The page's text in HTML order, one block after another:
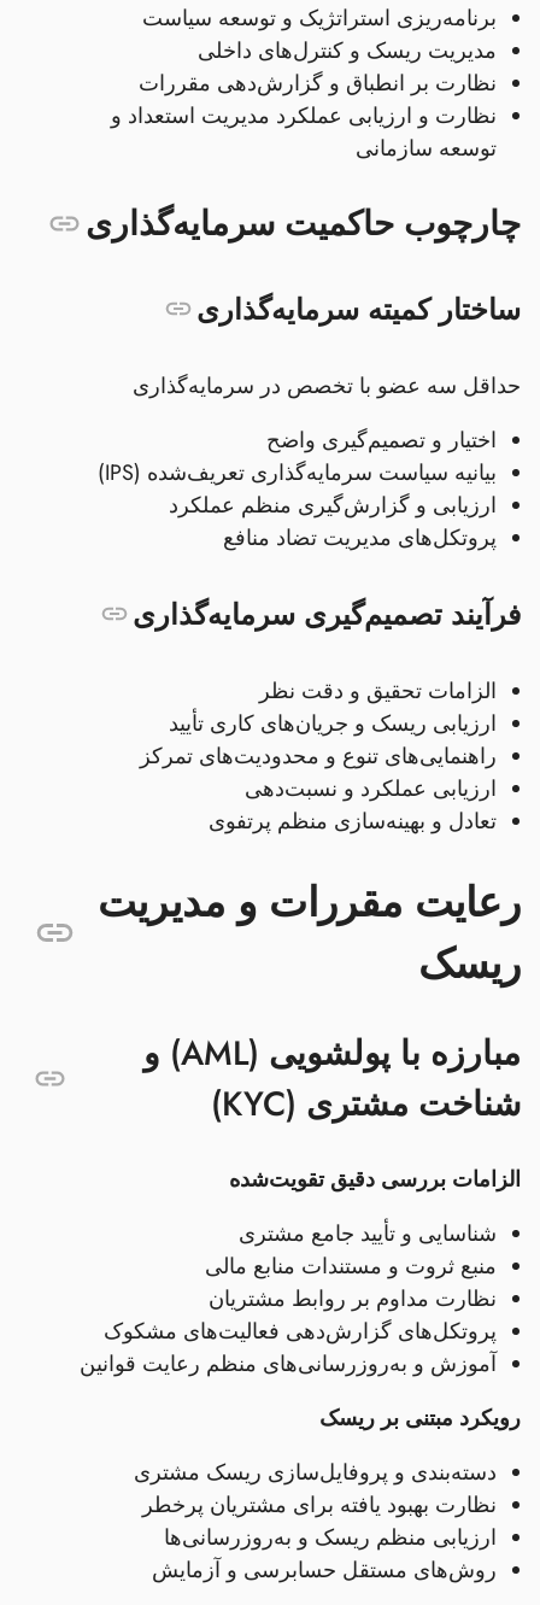
برنامه‌ریزی استراتژیک و توسعه سیاست
مدیریت ریسک و کنترل‌های داخلی
نظارت بر انطباق و گزارش‌دهی مقررات
نظارت و ارزیابی عملکرد مدیریت استعداد و
توسعه سازمانی
چارچوب حاکمیت سرمایه‌گذاری
ساختار کمیته سرمایه‌گذاری
حداقل سه عضو با تخصص در سرمایه‌گذاری
اختیار و تصمیم‌گیری واضح
بیانیه سیاست سرمایه‌گذاری تعریف‌شده (IPS)
ارزیابی و گزارش‌گیری منظم عملکرد
پروتکل‌های مدیریت تضاد منافع
فرآیند تصمیم‌گیری سرمایه‌گذاری
الزامات تحقیق و دقت نظر
ارزیابی ریسک و جریان‌های کاری تأیید
راهنمایی‌های تنوع و محدودیت‌های تمرکز
ارزیابی عملکرد و نسبت‌دهی
تعادل و بهینه‌سازی منظم پرتفوی
رعایت مقررات و مدیریت
ریسک
مبارزه با پولشویی (AML) و
شناخت مشتری (KYC)
الزامات بررسی دقیق تقویت‌شده
شناسایی و تأیید جامع مشتری
منبع ثروت و مستندات منابع مالی
نظارت مداوم بر روابط مشتریان
پروتکل‌های گزارش‌دهی فعالیت‌های مشکوک
آموزش و به‌روزرسانی‌های منظم رعایت قوانین
رویکرد مبتنی بر ریسک
دسته‌بندی و پروفایل‌سازی ریسک مشتری
نظارت بهبود یافته برای مشتریان پرخطر
ارزیابی منظم ریسک و به‌روزرسانی‌ها
روش‌های مستقل حسابرسی و آزمایش